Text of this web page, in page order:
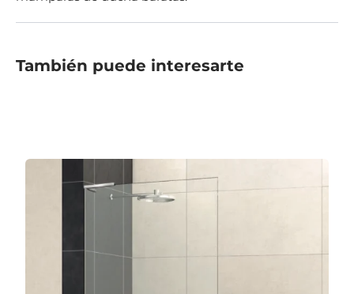
También puede interesarte